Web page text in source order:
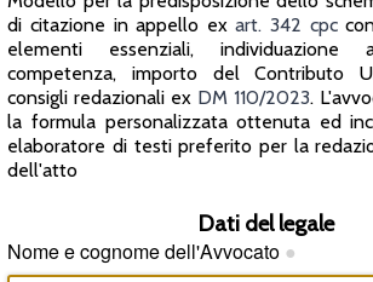
di citazione in appello exart. 342 cpc
elementi essenziali, individuazione
competenza, importo del Contributo
consigli redazionali ex DM 110/2023.
la formula personalizzata ottenuta ed
elaboratore di testi preferito per la
dell'atto
Dati del legale
Nome e cognome dell'Avvocato ●